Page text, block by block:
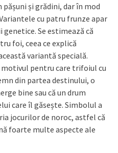
și grădini, dar în mod
cu patru frunze apar
Se estimează că
foi, ceea ce explică
variantă specială.
pentru care trifoiul cu
din partea destinului, o
bine sau că un drum
care îl găsește. Simbolul a
jocurilor de noroc, astfel că
foarte multe aspecte ale